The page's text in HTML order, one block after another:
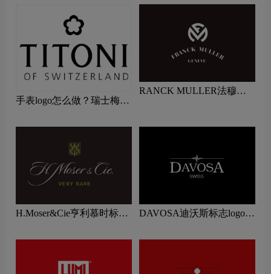
手表logo怎么做？瑞士梅花
RANCK MULLER法穆兰
H.Moser&Cie亨利慕时标志
念
DAVOSA迪沃斯标志logo图